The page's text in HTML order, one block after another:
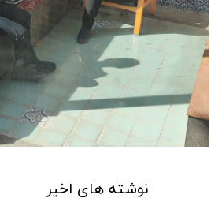
نوشته های اخیر